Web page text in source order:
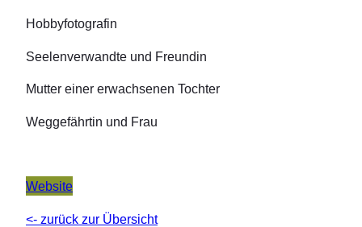
Hobbyfotografin
Seelenverwandte und Freundin
Mutter einer erwachsenen Tochter
Weggefährtin und Frau
Website
<- zurück zur Übersicht